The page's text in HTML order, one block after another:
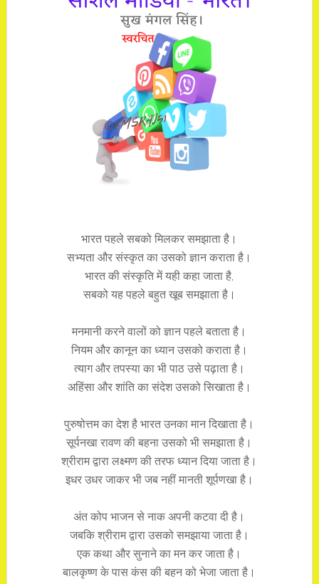
भारत पहले सबको मिलकर समझाता है।
सभ्यता और संस्कृत का उसको ज्ञान कराता है।
भारत की संस्कृति में यही कहा जाता है,
सबको यह पहले बहुत खूब समझाता है।
मनमानी करने वालों को ज्ञान पहले बताता है।
नियम और कानून का ध्यान उसको कराता है।
त्याग और तपस्या का भी पाठ उसे पढ़ाता है।
अहिंसा और शांति का संदेश उसको सिखाता है।
पुरुषोत्तम का देश है भारत उनका मान दिखाता है।
सूर्पनखा रावण की बहना उसको भी समझाता है।
श्रीराम द्वारा लक्ष्मण की तरफ ध्यान दिया जाता है।
इधर उधर जाकर भी जब नहीं मानती शूर्पणखा है।
अंत कोप भाजन से नाक अपनी कटवा दी है।
जबकि श्रीराम द्वारा उसको समझाया जाता है।
एक कथा और सुनाने का मन कर जाता है।
बालकृष्ण के पास कंस की बहन को भेजा जाता है।